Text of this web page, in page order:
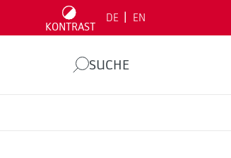
KONTRAST
DE EN
SUCHE